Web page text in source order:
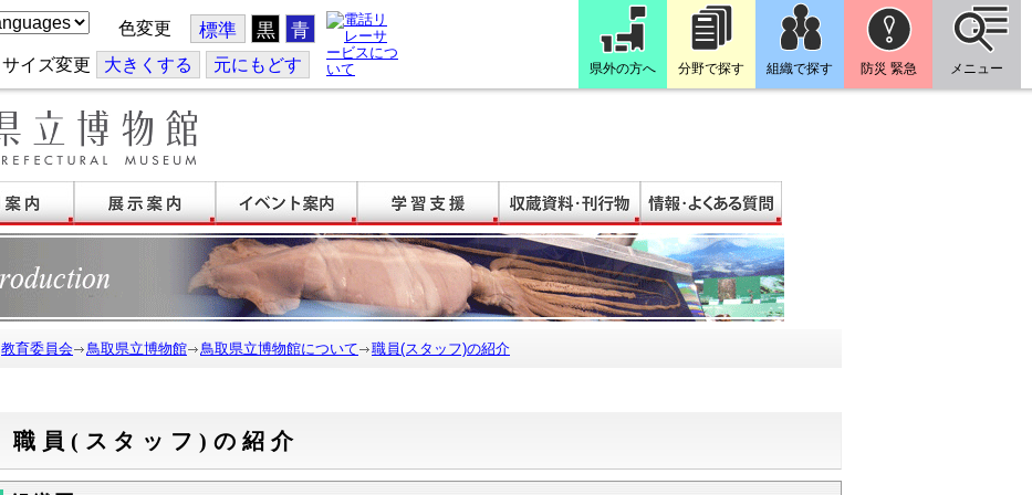
色変更 標準 黒 青
サイズ変更 大きくする 元にもどす 県外の方へ 分野で探す 組織で探す 防災 緊急 メニュー
教育委員会 鳥取県立博物館 鳥取県立博物館について 職員(スタッフ)の紹介
職員(スタッフ)の紹介